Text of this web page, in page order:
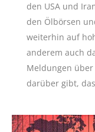
den USA und
den Ölbörsen
weiterhin auf
anderem auch
Meldungen
darüber gibt,